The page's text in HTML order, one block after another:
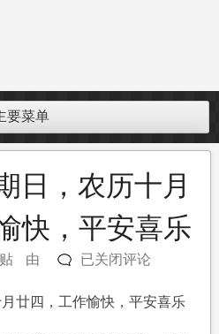
要菜单
日，农历十月
快，平安喜乐
由
11
24
已关闭评论
廿四，工作愉快，平安喜乐